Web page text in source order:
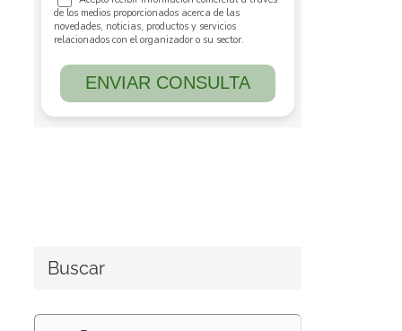
Buscar
Buscar: